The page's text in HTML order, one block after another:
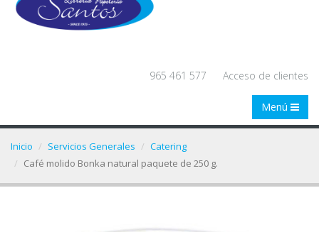
965 461 577 Acceso de clientes
Menú
Inicio Servicios Generales
Catering
Café molido Bonka natural paquete de 250 g.